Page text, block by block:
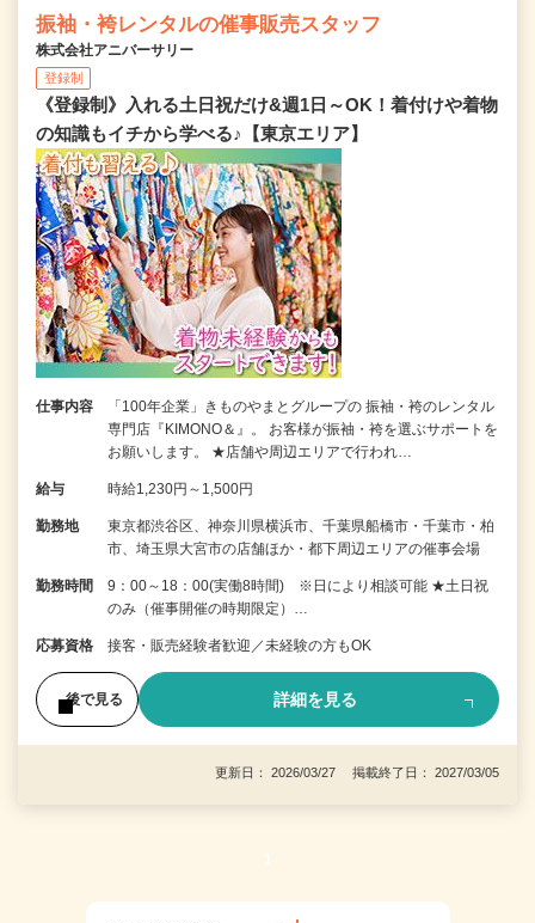
振袖・袴レンタルの催事販売スタッフ
株式会社アニバーサリー
登録制
《登録制》入れる土日祝だけ&週1日～OK！着付けや着物
の知識もイチから学べる♪【東京エリア】
仕事内容
「100年企業」きものやまとグループの 振袖・袴のレンタル
専門店『KIMONO＆』。 お客様が振袖・袴を選ぶサポートを
お願いします。 ★店舗や周辺エリアで行われ…
給与 時給1,230円～1,500円
勤務地
東京都渋谷区、神奈川県横浜市、千葉県船橋市・千葉市・柏
市、埼玉県大宮市の店舗ほか・都下周辺エリアの催事会場
勤務時間
9：00～18：00(実働8時間) ※日により相談可能 ★土日祝
のみ（催事開催の時期限定）…
応募資格 接客・販売経験者歓迎／未経験の方もOK
後で見る 詳細を見る
更新日： 2026/03/27 掲載終了日： 2027/03/05
1